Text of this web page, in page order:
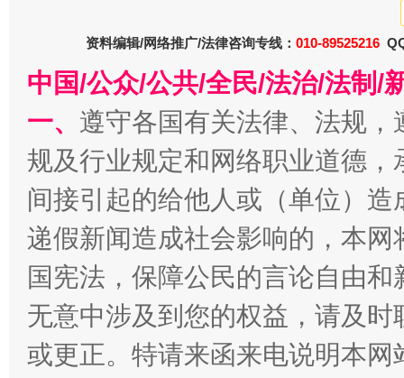
千年窑火 生生不息 一
揭开“小金库”的免责幌子
资料编辑/网络推广/法律咨询专线： 010-89525216
中国/公众/公共/全民/法治/法制/
一、 遵守各国有关法律、法规
规及行业规定和网络职业道德
间接引起的给他人或（单位）
递假新闻造成社会影响的，本
国宪法，保障公民的言论自由
无意中涉及到您的权益，请及
或更正。特请来函来电说明本